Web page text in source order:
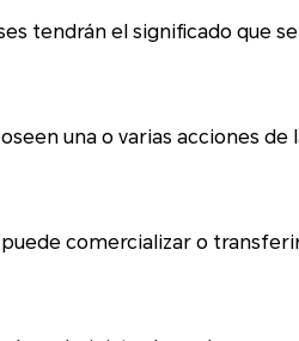
tendrán el significado que se
transferir